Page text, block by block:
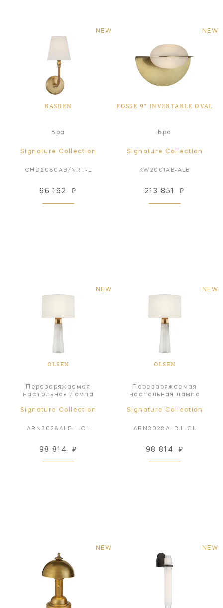
NEW
BASDEN
Бра
Signature Collection
CHD2080AB/NRT-L
66 192 ₽
NEW
FOSSE 9" INVERTABLE OVAL
Бра
Signature Collection
KW2001AB-ALB
213 851 ₽
NEW
OLSEN
Перезаряжаемая
настольная лампа
Signature Collection
ARN3028ALB-L-CL
98 814 ₽
NEW
OLSEN
Перезаряжаемая
настольная лампа
Signature Collection
ARN3028ALB-L-CL
98 814 ₽
NEW NEW